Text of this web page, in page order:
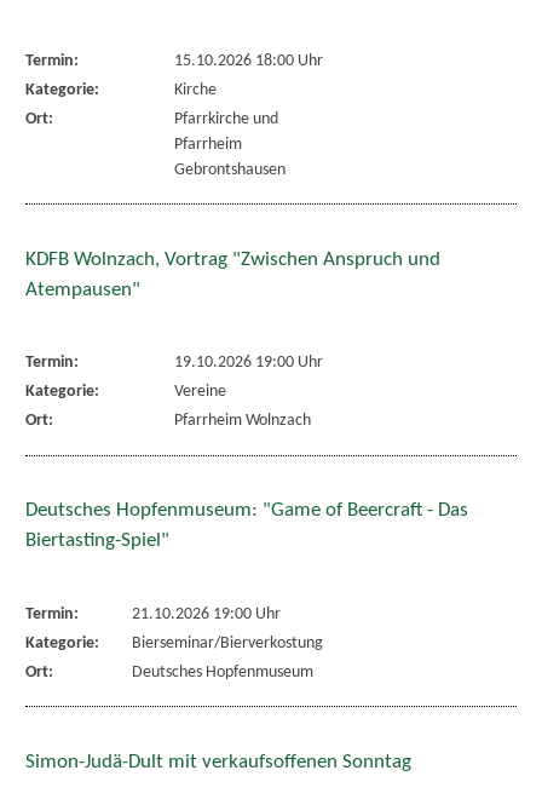
Termin:
15.10.2026 18:00 Uhr
Kategorie:
Kirche
Ort:
Pfarrkirche und
Pfarrheim
Gebrontshausen
KDFB Wolnzach, Vortrag "Zwischen Anspruch und
Atempausen"
Termin:
19.10.2026 19:00 Uhr
Kategorie:
Vereine
Ort:
Pfarrheim Wolnzach
Deutsches Hopfenmuseum: "Game of Beercraft - Das
Biertasting-Spiel"
Termin:
21.10.2026 19:00 Uhr
Kategorie:
Bierseminar/Bierverkostung
Ort:
Deutsches Hopfenmuseum
Simon-Judä-Dult mit verkaufsoffenen Sonntag